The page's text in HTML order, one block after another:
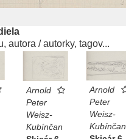
autora / autorky, tagov...
Arnold
Peter
Weisz-
Kubínčan
Arnold
Peter
Weisz-
Kubínčan